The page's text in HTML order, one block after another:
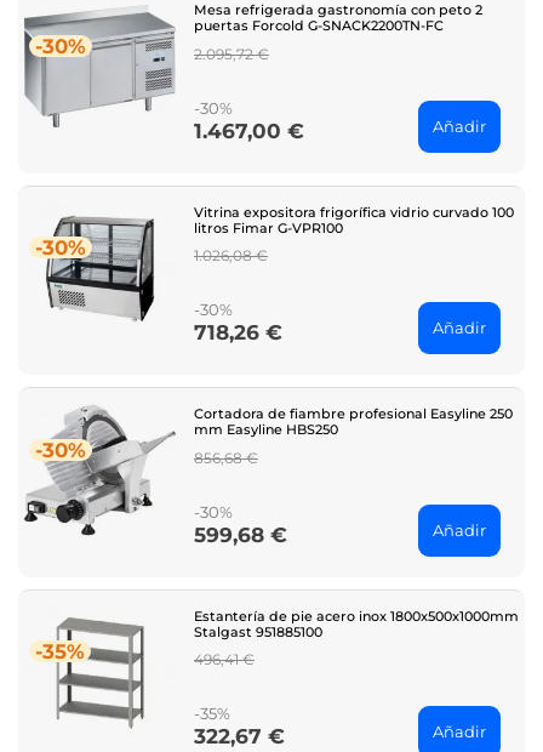
-30%
Mesa refrigerada gastronomía con peto 2
puertas Forcold G-SNACK2200TN-FC
Regular
2.095,72 €
-30%
Price
1.467,00 € Añadir
-30%
Vitrina expositora frigorífica vidrio curvado 100
litros Fimar G-VPR100
Regular
1.026,08 €
-30%
Price
718,26 € Añadir
-30%
Cortadora de fiambre profesional Easyline 250
mm Easyline HBS250
Regular
856,68 €
-30%
Price
599,68 € Añadir
-35%
Estantería de pie acero inox 1800x500x1000mm
Stalgast 951885100
Regular
496,41 €
-35%
Price
322,67 € Añadir